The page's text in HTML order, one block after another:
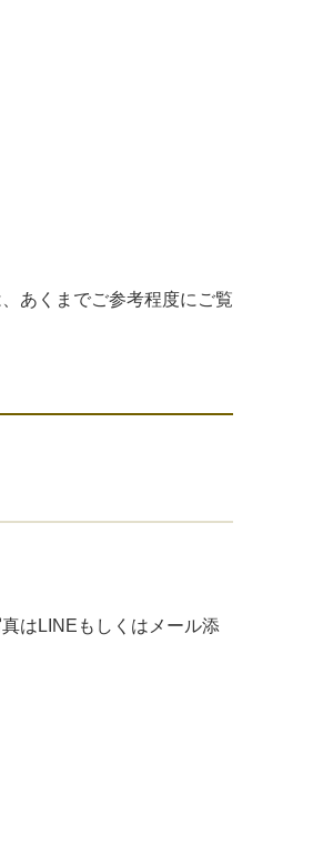
あくまでご参考程度にご覧
はLINEもしくはメール添